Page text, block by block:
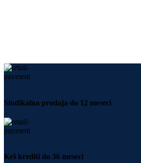
Sindikalna prodaja do 12 meseci
Keš krediti do 36 meseci